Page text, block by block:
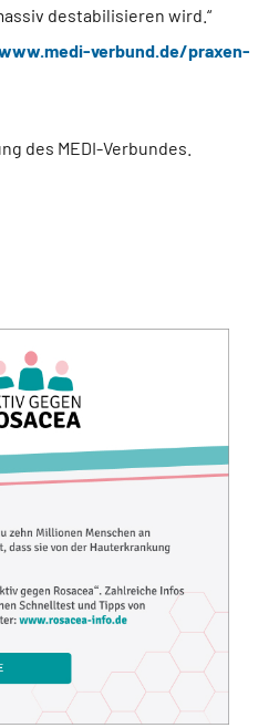
destabilisieren wird.“
verbund.de/praxen-
des MEDI-Verbundes.